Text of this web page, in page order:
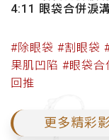
4:11 眼袋合併淚
#除眼袋 #割眼袋
果肌凹陷 #眼袋合
回推
更多精彩